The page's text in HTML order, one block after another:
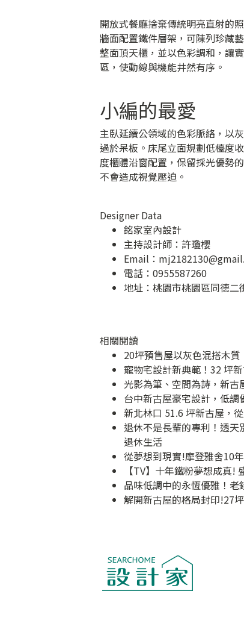
開放式餐廳捨棄傳統明亮直射的
牆面配置鐵件層架，可陳列珍藏
整面頂天櫃，並以色彩調和，讓
區，使動線與機能井然有序。
小編的最愛
主臥延續公領域的色彩脈絡，以
過於呆板。床尾立面規劃低檯度
度櫃體沿窗配置，保留採光優勢
不會造成視覺壓迫。
Designer Data
銘家室內設計
主持設計師：許瓊櫻
Email：
電話：0955587260
地址： 桃園市桃園區同德二
相關閱讀
20坪預售屋以灰色混搭木
寵物宅設計新典範！32 坪
光影為筆、空間為詩，新
台中新古屋豪宅設計，低
新北林口 51.6 坪新古屋，
退休不是長輩的專利！透
退休生活
從夢想到現實!摩登雅舍10
【TV】十年鐵粉夢想成真!
品味低調中的永恆優雅！
解開新古屋的格局封印!27